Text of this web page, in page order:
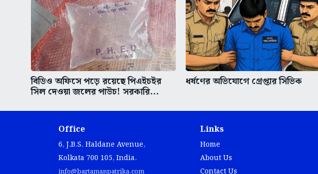
বিডিও অফিসে পড়ে রয়েছে পিএইচইর
সিল দেওয়া জলের পাউচ! সরকারি...
ধর্ষণের অভিযোগে গ্রেপ্তার সিভিক
Office
6, J.B.S. Haldane Avenue,
Kolkata 700 105, India.
info@bartamanpatrika.com
Links
Home
About Us
Contact Us